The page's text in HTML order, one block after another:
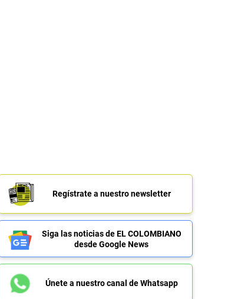
Regístrate a nuestro newsletter
Siga las noticias de EL COLOMBIANO
desde Google News
Únete a nuestro canal de Whatsapp